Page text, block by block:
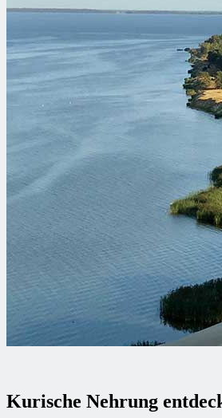
Kurische Nehrung